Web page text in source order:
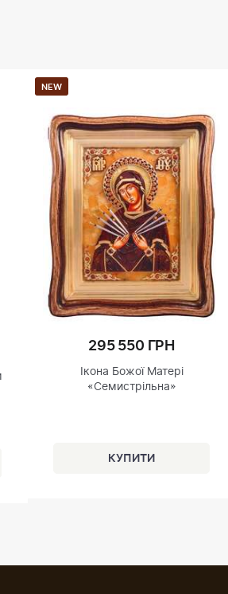
NEW
295 550 ГРН
Ікона Божої Матері
«Семистрільна»